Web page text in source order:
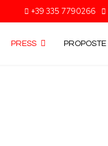
+39 335 7790266
PRESS PROPOSTE